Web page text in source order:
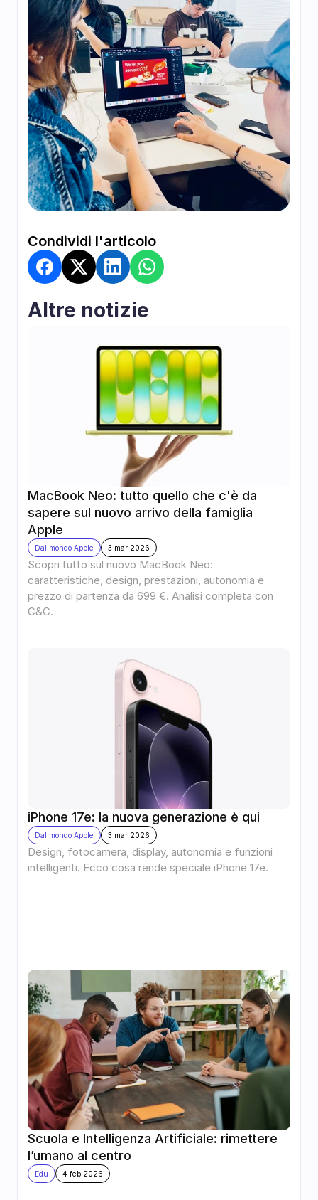
Condividi l'articolo
Altre notizie
MacBook Neo: tutto quello che c'è da
sapere sul nuovo arrivo della famiglia
Apple
Dal mondo Apple 3 mar 2026
Scopri tutto sul nuovo MacBook Neo:
caratteristiche, design, prestazioni, autonomia e
prezzo di partenza da 699 €. Analisi completa con
C&C.
iPhone 17e: la nuova generazione è qui
Dal mondo Apple 3 mar 2026
Design, fotocamera, display, autonomia e funzioni
intelligenti. Ecco cosa rende speciale iPhone 17e.
Scuola e Intelligenza Artificiale: rimettere
l’umano al centro
Edu 4 feb 2026